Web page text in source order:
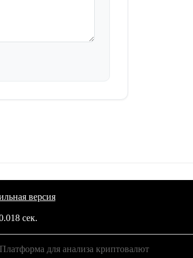
версия
сек.
для анализа криптовалют